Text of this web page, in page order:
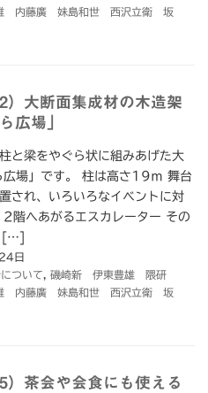
内藤廣 妹島和世 西沢立衛 坂
）大断面集成材の木造架
広場」
と梁をやぐら状に組みあげた大
広場」です。 柱は高さ19ｍ 舞台
され、いろいろなイベントに対
2階へあがるエスカレーター その
[…]
日
ついて
磯崎新 伊東豊雄 隈研
内藤廣 妹島和世 西沢立衛 坂
）茶会や会食にも使える